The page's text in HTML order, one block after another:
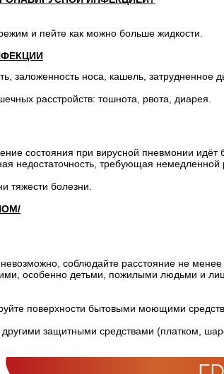
и пейте как можно больше жидкости.
заложенность носа, кашель, затрудненное
расстройств: тошнота, рвота, диарея.
состояния при вирусной пневмонии
недостаточность, требующая
тяжести болезни.
соблюдайте расстояние не менее
особенно детьми, пожилыми людьми и
поверхности бытовыми моющими
защитными средствами (платком,